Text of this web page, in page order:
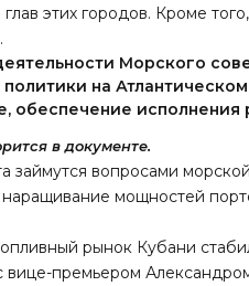
глав этих городов. Кроме
Морского
на
обеспечение
в документе.
займутся вопросами
мощностей
рынок Кубани
вице-премьером